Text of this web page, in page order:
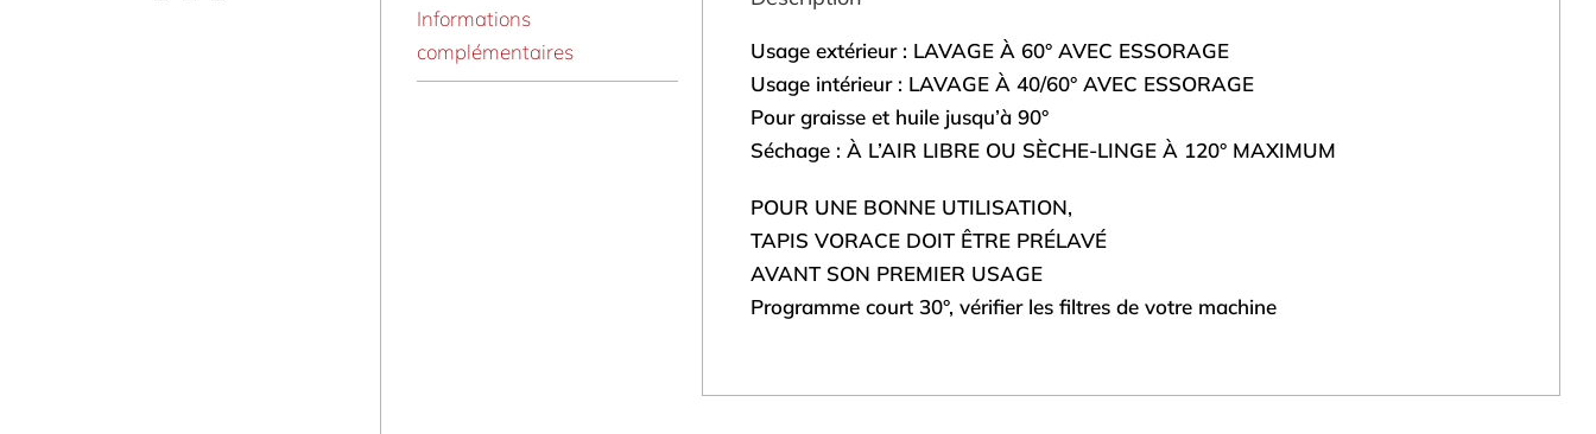
Informations
complémentaires
Usage extérieur : LAVAGE À 60° AVEC ESSORAGE
Usage intérieur : LAVAGE À 40/60° AVEC ESSORAGE
Pour graisse et huile jusqu’à 90°
Séchage : À L’AIR LIBRE OU SÈCHE-LINGE À 120° MAXIMUM
POUR UNE BONNE UTILISATION,
TAPIS VORACE DOIT ÊTRE PRÉLAVÉ
AVANT SON PREMIER USAGE
Programme court 30°, vérifier les filtres de votre machine